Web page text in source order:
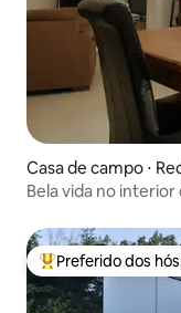
Casa de campo ⋅
Bela vida no interior
Entre os melhores
Preferido dos